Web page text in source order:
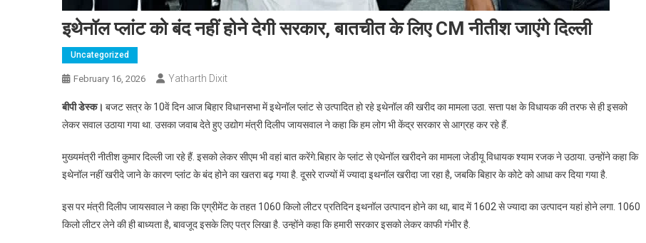
इथेनॉल प्लांट को बंद नहीं होने देगी सरकार, बातचीत के लिए CM नीतीश जाएंगे दिल्ली
Uncategorized
February 16, 2026 Yatharth Dixit
बीपी डेस्क। बजट सत्र के 10वें दिन आज बिहार विधानसभा में इथेनॉल प्लांट से उत्पादित हो रहे इथेनॉल की खरीद का मामला उठा. सत्ता पक्ष के विधायक की तरफ से ही इसको
लेकर सवाल उठाया गया था. उसका जवाब देते हुए उद्योग मंत्री दिलीप जायसवाल ने कहा कि हम लोग भी केंद्र सरकार से आग्रह कर रहे हैं.
मुख्यमंत्री नीतीश कुमार दिल्ली जा रहे हैं. इसको लेकर सीएम भी वहां बात करेंगे.बिहार के प्लांट से एथेनॉल खरीदने का मामला जेडीयू विधायक श्याम रजक ने उठाया. उन्होंने कहा कि
इथेनॉल नहीं खरीदे जाने के कारण प्लांट के बंद होने का खतरा बढ़ गया है. दूसरे राज्यों में ज्यादा इथनॉल खरीदा जा रहा है, जबकि बिहार के कोटे को आधा कर दिया गया है.
इस पर मंत्री दिलीप जायसवाल ने कहा कि एग्रीमेंट के तहत 1060 किलो लीटर प्रतिदिन इथनॉल उत्पादन होने का था, बाद में 1602 से ज्यादा का उत्पादन यहां होने लगा. 1060
किलो लीटर लेने की ही बाध्यता है, बावजूद इसके लिए पत्र लिखा है. उन्होंने कहा कि हमारी सरकार इसको लेकर काफी गंभीर है.